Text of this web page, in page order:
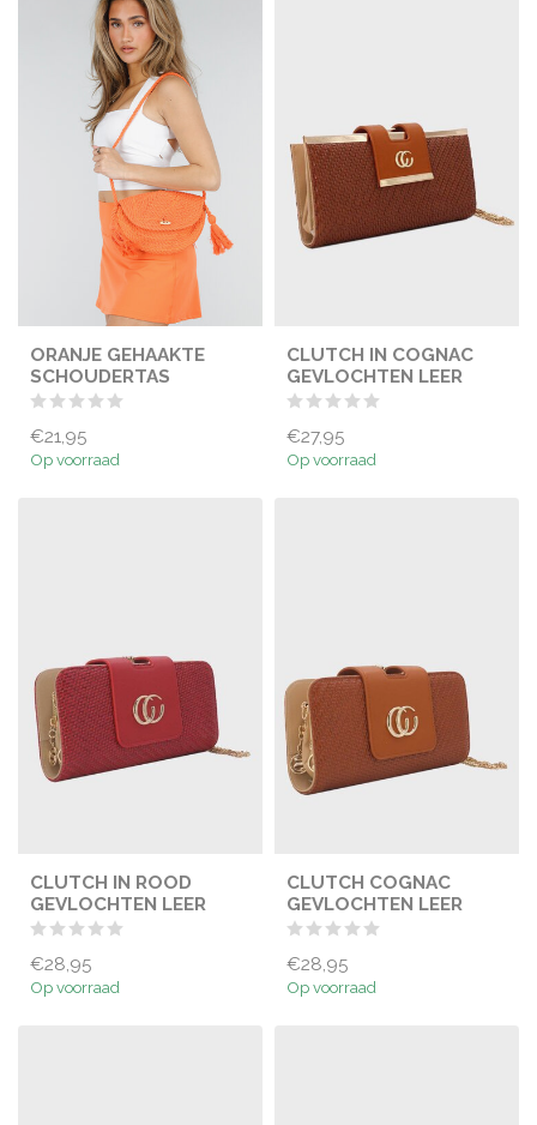
ORANJE GEHAAKTE
SCHOUDERTAS
€21,95
Op voorraad
CLUTCH IN COGNAC
GEVLOCHTEN LEER
€27,95
Op voorraad
CLUTCH IN ROOD
GEVLOCHTEN LEER
€28,95
Op voorraad
CLUTCH COGNAC
GEVLOCHTEN LEER
€28,95
Op voorraad